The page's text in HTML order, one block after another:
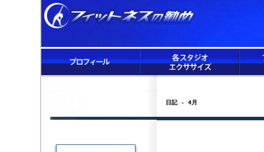
日記 - 4月